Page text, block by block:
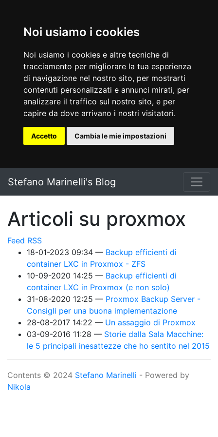
Noi usiamo i cookies
Noi usiamo i cookies e altre tecniche di
tracciamento per migliorare la tua esperienza
di navigazione nel nostro sito, per mostrarti
contenuti personalizzati e annunci mirati, per
analizzare il traffico sul nostro sito, e per
capire da dove arrivano i nostri visitatori.
Accetto Cambia le mie impostazioni
Stefano Marinelli's Blog
Articoli su proxmox
Feed RSS
18-01-2023 09:34
Backup efficienti di
container LXC in Proxmox - ZFS
10-09-2020 14:25
Backup efficienti di
container LXC in Proxmox (e non solo)
31-08-2020 12:25
Proxmox Backup Server -
Consigli per una buona implementazione
28-08-2017 14:22
Un assaggio di Proxmox
03-09-2016 11:28
Storie dalla Sala Macchine:
le 5 principali inesattezze che ho sentito nel 2015
Contents © 2024 Stefano Marinelli - Powered by
Nikola